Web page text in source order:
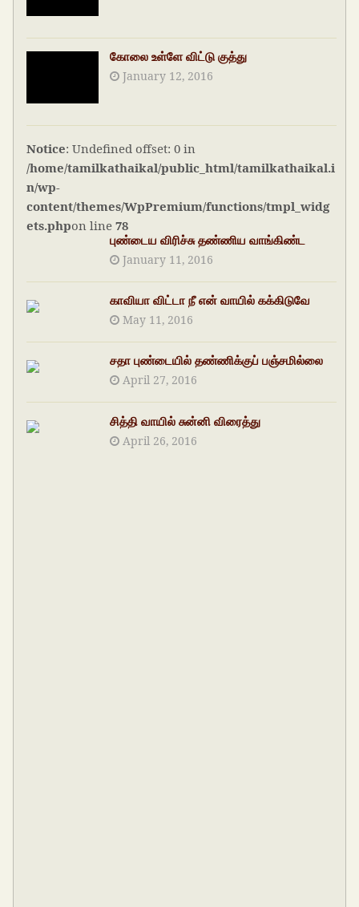
கோலை உள்ளே விட்டு குத்து
January 12, 2016
Notice: Undefined offset: 0 in
/home/tamilkathaikal/public_html/tamilkathaikal.i
n/wp-
content/themes/WpPremium/functions/tmpl_widg
ets.phpon line78
புண்டைய விரிச்சு தண்ணிய வாங்கிண்ட
January 11, 2016
காவியா விட்டா நீ என் வாயில் கக்கிடுவே
May 11, 2016
சதா புண்டையில் தண்ணிக்குப் பஞ்சமில்லை
April 27, 2016
சித்தி வாயில் சுன்னி விரைத்து
April 26, 2016